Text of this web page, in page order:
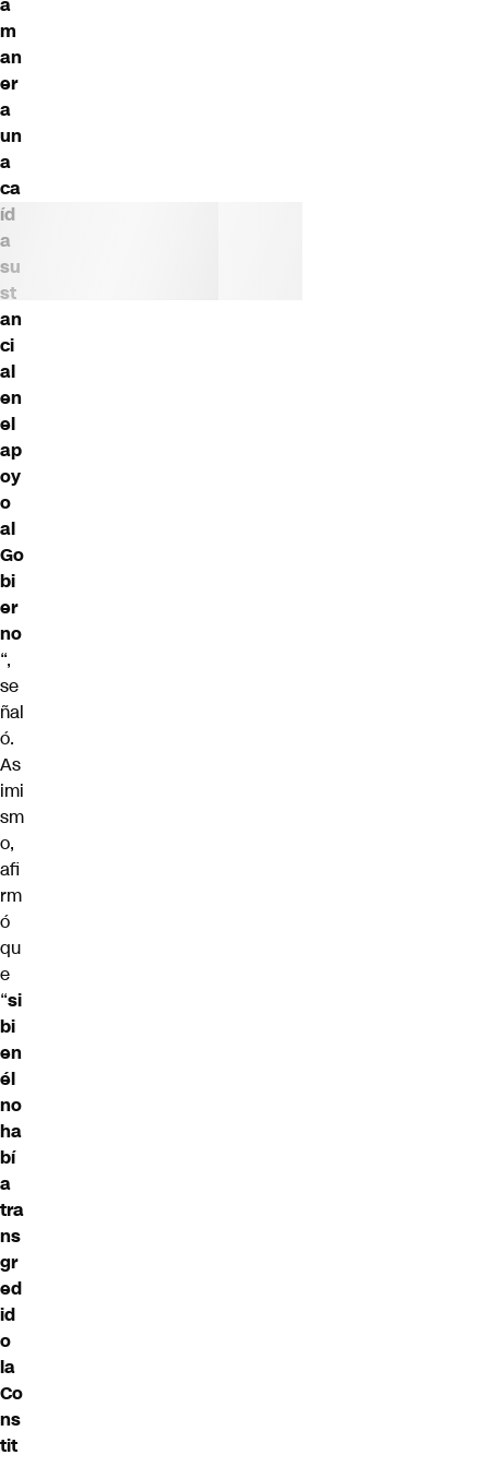
m
an
er
a
un
a
ca
íd
a
su
st
an
ci
al
en
el
ap
oy
o
al
Go
bi
er
no
“,
se
ñal
ó.
As
imi
sm
o,
afi
rm
ó
qu
e
“si
bi
en
él
no
ha
bí
a
tra
ns
gr
ed
id
o
la
Co
ns
tit